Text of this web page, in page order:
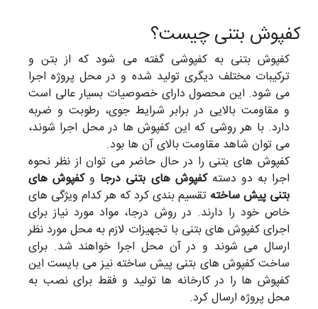
کفپوش بتنی چیست؟
کفپوش بتنی به کفپوشی گفته می شود که از بتن و
ترکیبات مختلف دیگری تولید شده و در محل پروژه اجرا
می شود. این محصول دارای خصوصیات بسیار عالی است
و مقاومت بالایی در برابر شرایط جوی، رطوبت و ضربه
دارد. با هر روشی که این کفپوش ها در محل اجرا شوند،
می توان شاهد مقاومت بالای آن ها بود.
کفپوش های بتنی را در حال حاضر می توان از نظر نحوه
اجرا به دو دستهکفپوش های بتنی درجاوکفپوش های
بتنی پیش ساختهتقسیم بندی کرد که هر کدام ویژگی های
خاص خود را دارند. در روش درجا، مواد مورد نیاز برای
اجرای کفپوش های بتنی با تجهیزات لازم به محل مورد نظر
ارسال می شوند و در آن محل اجرا خواهند شد. برای
ساخت کفپوش های بتنی پیش ساخته نیز می بایست این
کفپوش ها را در کارخانه ها تولید و فقط برای نصب به
محل پروژه ارسال کرد.